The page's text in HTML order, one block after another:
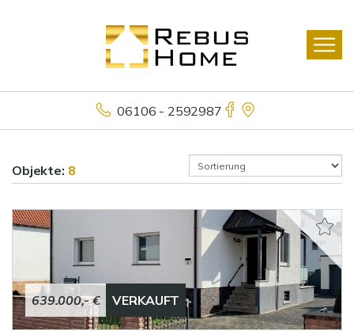
06106 - 2592987
Objekte: 8
639.000,- € VERKAUFT